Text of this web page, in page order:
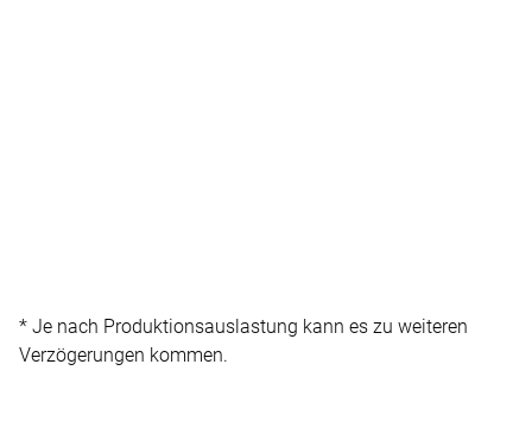
* Je nach Produktionsauslastung kann es zu weiteren
Verzögerungen kommen.